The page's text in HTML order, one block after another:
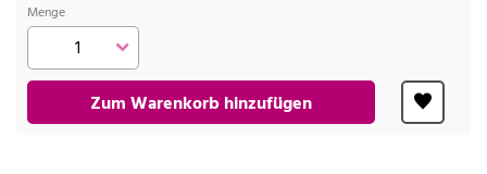
Menge
Zum Warenkorb hinzufügen